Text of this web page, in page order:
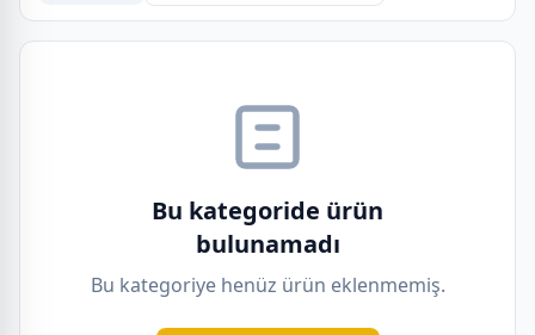
Bu kategoride ürün
bulunamadı
Bu kategoriye henüz ürün eklenmemiş.